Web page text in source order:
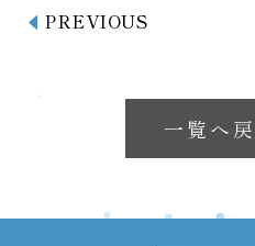
PREVIOUS
一覧へ戻